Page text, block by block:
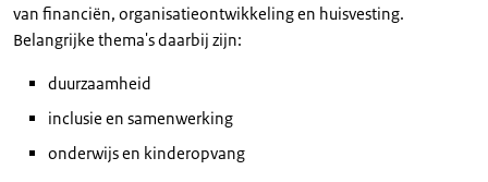
van financiën, organisatieontwikkeling en huisvesting.
Belangrijke thema's daarbij zijn:
duurzaamheid
inclusie en samenwerking
onderwijs en kinderopvang